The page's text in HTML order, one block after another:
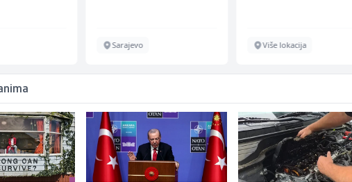
Sarajevo Više lokacija